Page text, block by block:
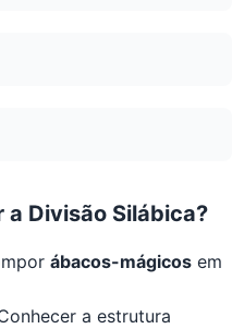
Divisão Silábica?
ábacos-mágicos em
a estrutura